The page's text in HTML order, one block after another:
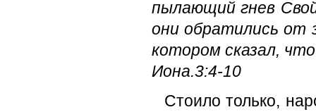
пылающий гнев
они обратились от
котором сказал,
Иона.3:4-10
Стоило только,